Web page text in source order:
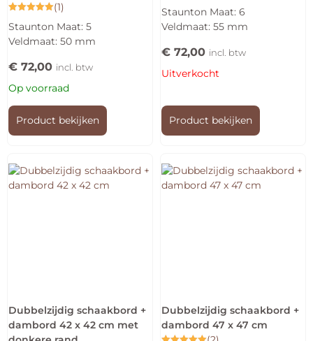
5.00
uit 5
(1)
Staunton Maat: 5
Veldmaat: 50 mm
€ 72,00 incl. btw
Op voorraad
Product bekijken
Staunton Maat: 6
Veldmaat: 55 mm
€ 72,00 incl. btw
Uitverkocht
Product bekijken
Dubbelzijdig schaakbord +
dambord 42 x 42 cm met
Dubbelzijdig schaakbord +
dambord 47 x 47 cm